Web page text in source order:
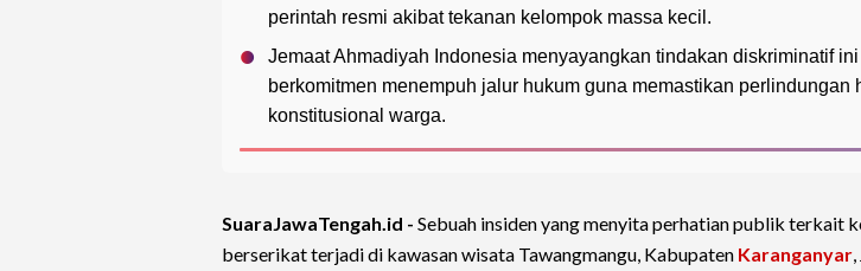
perintah resmi akibat tekanan kelompok massa kecil.
Jemaat Ahmadiyah Indonesia menyayangkan tindakan diskriminatif
berkomitmen menempuh jalur hukum guna memastikan perlindungan
konstitusional warga.
SuaraJawaTengah.id - Sebuah insiden yang menyita perhatian publik terkait
berserikat terjadi di kawasan wisata Tawangmangu, Kabupaten Karanganyar